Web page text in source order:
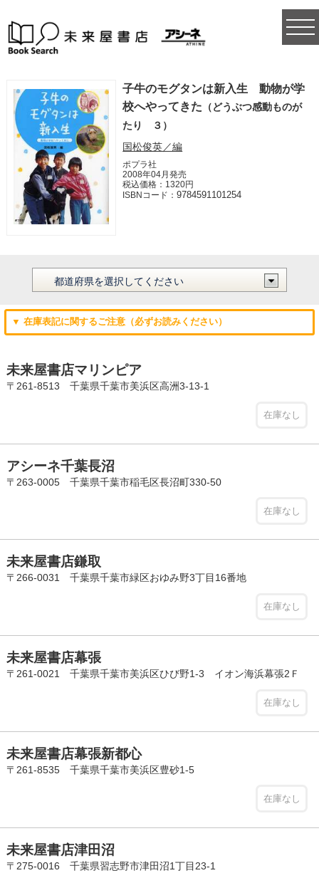
子牛のモグタンは新入生 動物が学
校へやってきた （どうぶつ感動ものが
たり ３）
国松俊英／編
ポプラ社
2008年04月発売
税込価格：1320円
ISBNコード：9784591101254
▼ 在庫表記に関するご注意（必ずお読みください）
未来屋書店マリンピア
〒261-8513 千葉県千葉市美浜区高洲3-13-1
在庫なし
アシーネ千葉長沼
〒263-0005 千葉県千葉市稲毛区長沼町330-50
在庫なし
未来屋書店鎌取
〒266-0031 千葉県千葉市緑区おゆみ野3丁目16番地
在庫なし
未来屋書店幕張
〒261-0021 千葉県千葉市美浜区ひび野1-3 イオン海浜幕張2Ｆ
在庫なし
未来屋書店幕張新都心
〒261-8535 千葉県千葉市美浜区豊砂1-5
在庫なし
未来屋書店津田沼
〒275-0016 千葉県習志野市津田沼1丁目23-1